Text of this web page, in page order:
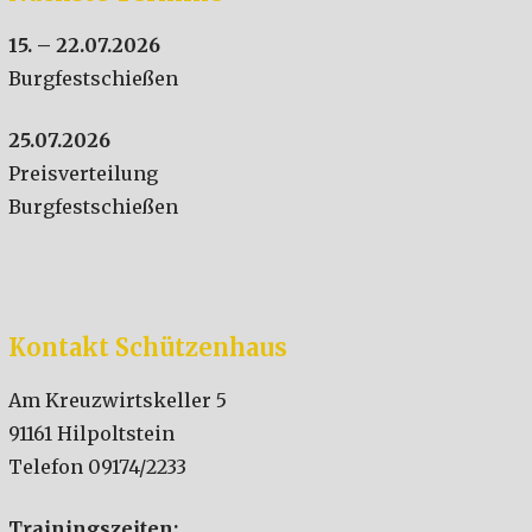
15. – 22.07.2026
Burgfestschießen
25.07.2026
Preisverteilung
Burgfestschießen
Kontakt Schützenhaus
Am Kreuzwirtskeller 5
91161 Hilpoltstein
Telefon 09174/2233